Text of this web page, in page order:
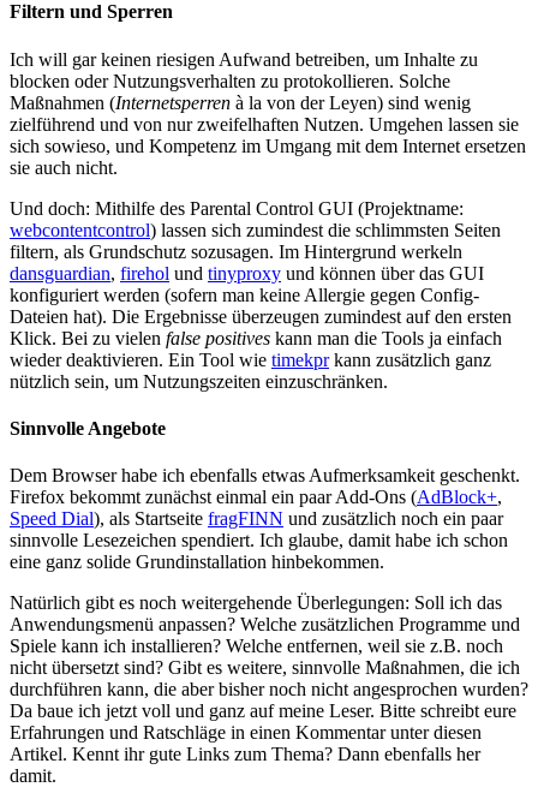
Filtern und Sperren
Ich will gar keinen riesigen Aufwand betreiben, um Inhalte zu
blocken oder Nutzungsverhalten zu protokollieren. Solche
Maßnahmen (Internetsperren à la von der Leyen) sind wenig
zielführend und von nur zweifelhaften Nutzen. Umgehen lassen sie
sich sowieso, und Kompetenz im Umgang mit dem Internet ersetzen
sie auch nicht.
Und doch: Mithilfe des Parental Control GUI (Projektname:
webcontentcontrol) lassen sich zumindest die schlimmsten Seiten
filtern, als Grundschutz sozusagen. Im Hintergrund werkeln
dansguardian, firehol und tinyproxy und können über das GUI
konfiguriert werden (sofern man keine Allergie gegen Config-
Dateien hat). Die Ergebnisse überzeugen zumindest auf den ersten
Klick. Bei zu vielen false positives kann man die Tools ja einfach
wieder deaktivieren. Ein Tool wie timekprkann zusätzlich ganz
nützlich sein, um Nutzungszeiten einzuschränken.
Sinnvolle Angebote
Dem Browser habe ich ebenfalls etwas Aufmerksamkeit geschenkt.
Firefox bekommt zunächst einmal ein paar Add-Ons (AdBlock+,
Speed Dial), als Startseite fragFINN und zusätzlich noch ein paar
sinnvolle Lesezeichen spendiert. Ich glaube, damit habe ich schon
eine ganz solide Grundinstallation hinbekommen.
Natürlich gibt es noch weitergehende Überlegungen: Soll ich das
Anwendungsmenü anpassen? Welche zusätzlichen Programme und
Spiele kann ich installieren? Welche entfernen, weil sie z.B. noch
nicht übersetzt sind? Gibt es weitere, sinnvolle Maßnahmen, die ich
durchführen kann, die aber bisher noch nicht angesprochen wurden?
Da baue ich jetzt voll und ganz auf meine Leser. Bitte schreibt eure
Erfahrungen und Ratschläge in einen Kommentar unter diesen
Artikel. Kennt ihr gute Links zum Thema? Dann ebenfalls her
damit.